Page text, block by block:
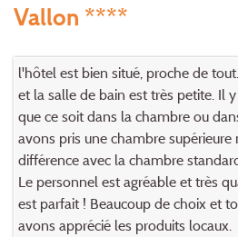
Vallon ****
l'hôtel est bien situé, proche de
et la salle de bain est très petite. Il
que ce soit dans la chambre ou
avons pris une chambre supérieure
différence avec la chambre
Le personnel est agréable et très
est parfait ! Beaucoup de choix et
avons apprécié les produits locaux.